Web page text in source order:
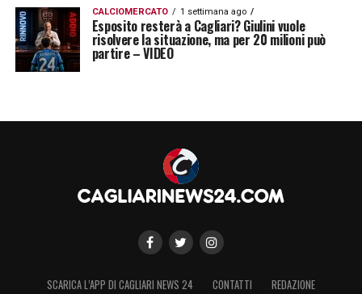
CALCIOMERCATO 1 settimana ago
Esposito resterà a Cagliari? Giulini vuole
risolvere la situazione, ma per 20 milioni può
partire – VIDEO
SCARICA L’APP DI CAGLIARI NEWS 24 CONTATTI REDAZIONE